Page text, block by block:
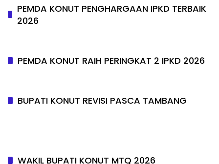
PEMDA KONUT PENGHARGAAN IPKD TERBAIK
2026
PEMDA KONUT RAIH PERINGKAT 2 IPKD 2026
BUPATI KONUT REVISI PASCA TAMBANG
WAKIL BUPATI KONUT MTQ 2026